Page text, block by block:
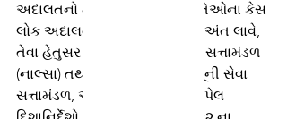
અદાલતનો મહત્તમ લાભ લે અને તેઓના કેસ
લોક અદાલતમાં મુકાવી તકરારનો અંત લાવે,
તેવા હેતુસર રાષ્ટ્રીય કાનૂની સેવા સત્તામંડળ
(નાલ્સા) તથા ગુજરાત રાજ્ય કાનૂની સેવા
સત્તામંડળ, અમદાવાદનાઓએ આપેલ